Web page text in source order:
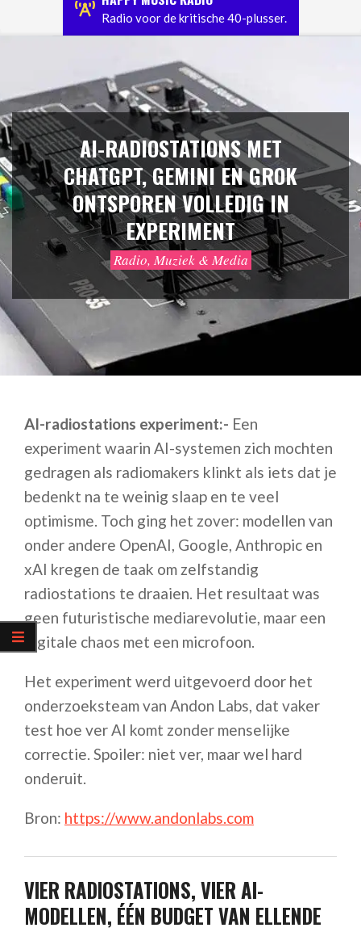
Radio voor de kritische 40-plusser.
AI-RADIOSTATIONS MET
CHATGPT, GEMINI EN GROK
ONTSPOREN VOLLEDIG IN
EXPERIMENT
Radio, Muziek & Media
AI-radiostations experiment:- Een
experiment waarin AI-systemen zich mochten
gedragen als radiomakers klinkt als iets dat je
bedenkt na te weinig slaap en te veel
optimisme. Toch ging het zover: modellen van
onder andere OpenAI, Google, Anthropic en
xAI kregen de taak om zelfstandig
radiostations te draaien. Het resultaat was
geen futuristische mediarevolutie, maar een
digitale chaos met een microfoon.
Het experiment werd uitgevoerd door het
onderzoeksteam van Andon Labs, dat vaker
test hoe ver AI komt zonder menselijke
correctie. Spoiler: niet ver, maar wel hard
onderuit.
Bron: https://www.andonlabs.com
VIER RADIOSTATIONS, VIER AI-
MODELLEN, ÉÉN BUDGET VAN ELLENDE